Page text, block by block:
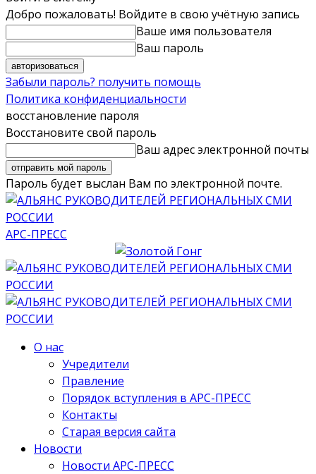
Добро пожаловать! Войдите в свою учётную запись
Ваше имя пользователя
Ваш пароль
Забыли пароль? получить помощь
Политика конфиденциальности
восстановление пароля
Восстановите свой пароль
Ваш адрес электронной почты
Пароль будет выслан Вам по электронной почте.
АРС-ПРЕСС
О нас
Учредители
Правление
Порядок вступления в АРС-ПРЕСС
Контакты
Старая версия сайта
Новости
Новости АРС-ПРЕСС